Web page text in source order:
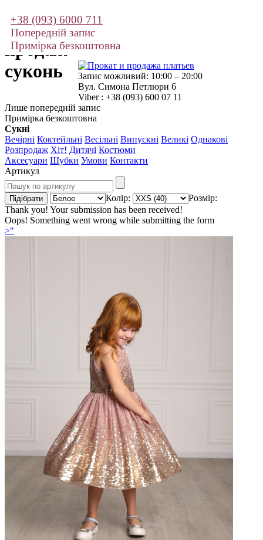
Прокат і
продаж
суконь
+38 (093) 6000 711
Попередній запис
Примірка безкоштовна
Запис можливий: 10:00 – 20:00
Вул. Симона Петлюри 6
Viber : +38 (093) 600 07 11
Лише попередній запис
Примірка безкоштовна
Сукні
Вечірні Коктейльні Весільні Випускні Великі Однакові
Розпродаж Хіт! Дитячі Костюми
Аксесуари Шубки Умови Контакти
Артикул
Колір:
Розмір:
Thank you! Your submission has been received!
Oops! Something went wrong while submitting the form
>"